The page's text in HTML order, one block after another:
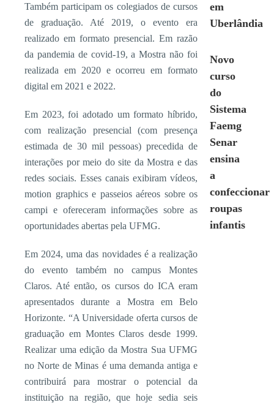
Também participam os colegiados de cursos
de graduação. Até 2019, o evento era
realizado em formato presencial. Em razão
da pandemia de covid-19, a Mostra não foi
realizada em 2020 e ocorreu em formato
digital em 2021 e 2022.
Em 2023, foi adotado um formato híbrido,
com realização presencial (com presença
estimada de 30 mil pessoas) precedida de
interações por meio do site da Mostra e das
redes sociais. Esses canais exibiram vídeos,
motion graphics e passeios aéreos sobre os
campi e ofereceram informações sobre as
oportunidades abertas pela UFMG.
Em 2024, uma das novidades é a realização
do evento também no campus Montes
Claros. Até então, os cursos do ICA eram
apresentados durante a Mostra em Belo
Horizonte. “A Universidade oferta cursos de
graduação em Montes Claros desde 1999.
Realizar uma edição da Mostra Sua UFMG
no Norte de Minas é uma demanda antiga e
contribuirá para mostrar o potencial da
instituição na região, que hoje sedia seis
em
Uberlândia
Novo
curso
do
Sistema
Faemg
Senar
ensina
a
confeccionar
roupas
infantis